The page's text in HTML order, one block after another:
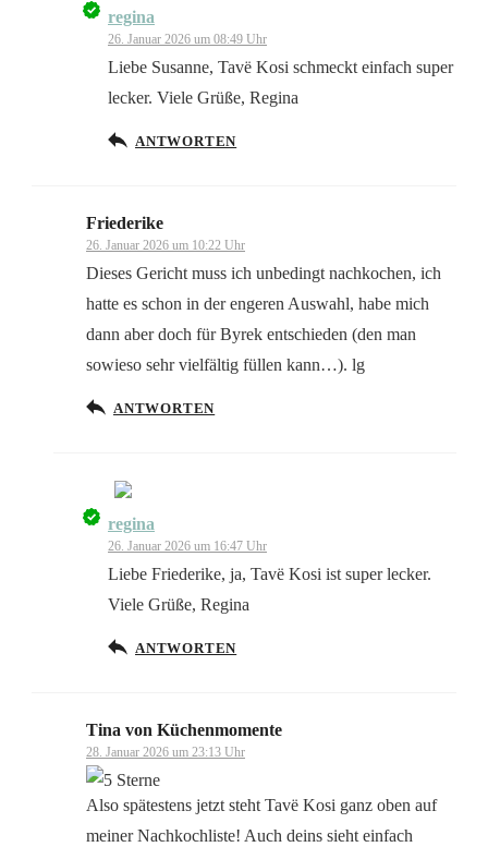
Das „Echte-Person“-Abzeichen!
regina
26. Januar 2026 um 08:49 Uhr
Liebe Susanne, Tavë Kosi schmeckt einfach super
lecker. Viele Grüße, Regina
ANTWORTEN
Friederike
26. Januar 2026 um 10:22 Uhr
Dieses Gericht muss ich unbedingt nachkochen, ich
hatte es schon in der engeren Auswahl, habe mich
dann aber doch für Byrek entschieden (den man
sowieso sehr vielfältig füllen kann…). lg
ANTWORTEN
Das „Echte-Person“-Abzeichen!
regina
26. Januar 2026 um 16:47 Uhr
Liebe Friederike, ja, Tavë Kosi ist super lecker.
Viele Grüße, Regina
ANTWORTEN
Tina von Küchenmomente
28. Januar 2026 um 23:13 Uhr
Also spätestens jetzt steht Tavë Kosi ganz oben auf
meiner Nachkochliste! Auch deins sieht einfach